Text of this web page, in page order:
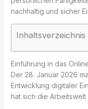
nachhaltig und sicher
Inhaltsverzeichnis
Einführung in das
Der 28. Januar 2026
Entwicklung digitaler
hat sich die